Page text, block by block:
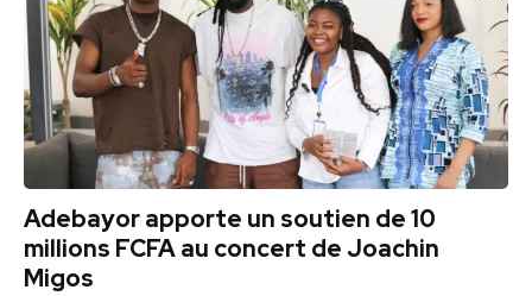
Adebayor apporte un soutien de 10
millions FCFA au concert de Joachin
Migos